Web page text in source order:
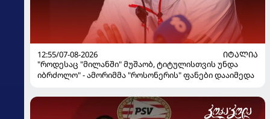
12:55/07-08-2026
ᲘᲢᲐᲚᲘᲐ
"როდესაც "მილანში" მუშაობ, ტიტულისთვის უნდა
იბრძოლო" - ამორიმმა "როსონერის" ფანები დააიმედა